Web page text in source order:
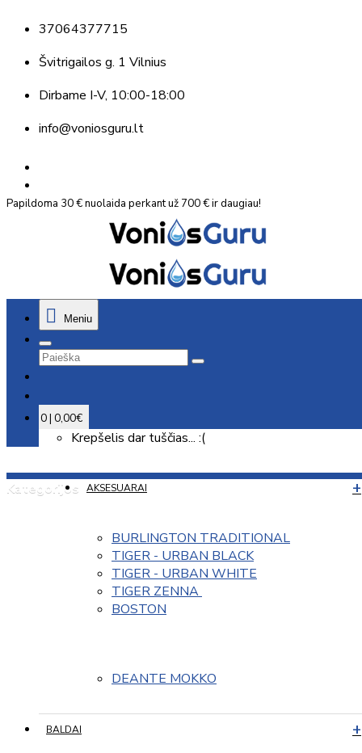
37064377715
Švitrigailos g. 1 Vilnius
Dirbame I-V, 10:00-18:00
info@voniosguru.lt
Papildoma 30 € nuolaida perkant už 700 € ir daugiau!
Meniu
0 | 0,00€
Krepšelis dar tuščias... :(
Kategorijos AKSESUARAI
BURLINGTON TRADITIONAL
TIGER - URBAN BLACK
TIGER - URBAN WHITE
TIGER ZENNA
BOSTON
DEANTE MOKKO
BALDAI